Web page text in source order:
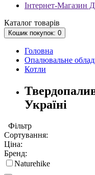
Інтернет-Магазин
Каталог товарів
Кошик покупок: 0
Головна
Опалювальне
Котли
Україні
Фільтр
Сортування:
Ціна:
Бренд:
Naturehike